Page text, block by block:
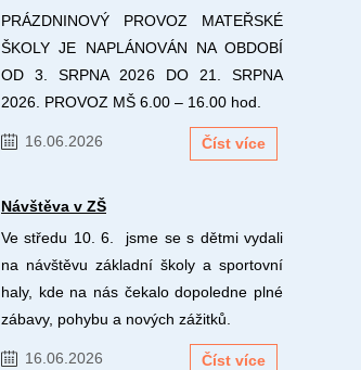
PRÁZDNINOVÝ PROVOZ MATEŘSKÉ
ŠKOLY JE NAPLÁNOVÁN NA OBDOBÍ
OD 3. SRPNA 2026 DO 21. SRPNA
2026. PROVOZ MŠ 6.00 – 16.00 hod.
16.06.2026 Číst více
Návštěva v ZŠ
Ve středu 10. 6. jsme se s dětmi vydali
na návštěvu základní školy a sportovní
haly, kde na nás čekalo dopoledne plné
zábavy, pohybu a nových zážitků.
16.06.2026 Číst více